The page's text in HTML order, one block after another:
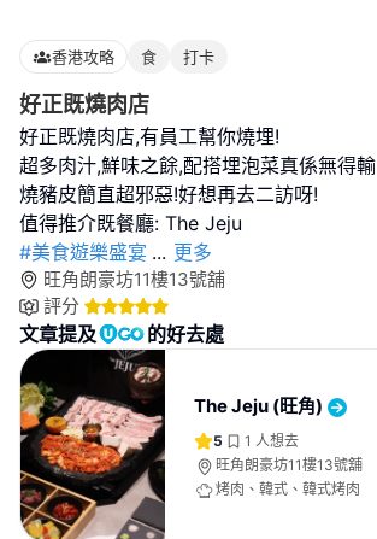
香港攻略 食 打卡
好正既燒肉店
好正既燒肉店,有員工幫你燒埋!
超多肉汁,鮮味之餘,配搭埋泡菜真係無得輸
燒豬皮簡直超邪惡!好想再去二訪呀!
#美食遊樂盛宴 ... 更多
旺角朗豪坊11樓13號舖
評分
文章提及 的好去處
The Jeju (旺角)
5 1 人想去
旺角朗豪坊11樓13號舖
烤肉、韓式、韓式烤肉